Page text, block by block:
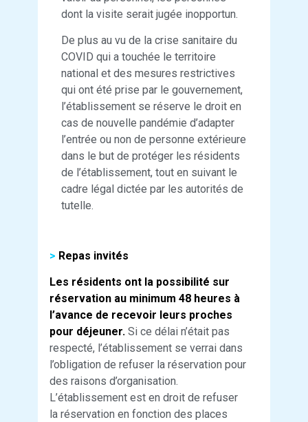
dont la visite serait jugée inopportun.
De plus au vu de la crise sanitaire du
COVID qui a touchée le territoire
national et des mesures restrictives
qui ont été prise par le gouvernement,
l’établissement se réserve le droit en
cas de nouvelle pandémie d’adapter
l’entrée ou non de personne extérieure
dans le but de protéger les résidents
de l’établissement, tout en suivant le
cadre légal dictée par les autorités de
tutelle.
> Repas invités
Les résidents ont la possibilité sur
réservation au minimum 48 heures à
l’avance de recevoir leurs proches
pour déjeuner.Si ce délai n’était pas
respecté, l’établissement se verrai dans
l’obligation de refuser la réservation pour
des raisons d’organisation.
L’établissement est en droit de refuser
la réservation en fonction des places